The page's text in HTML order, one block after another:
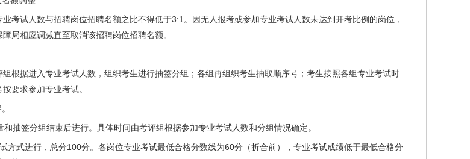
试人数与招聘岗位招聘名额之比不得低于3:1。因无人报考或参加专业考试人数未达到开考比例的岗位，
局相应调减直至取消该招聘岗位招聘名额。
根据进入专业考试人数，组织考生进行抽签分组；各组再组织考生抽取顺序号；考生按照各组专业考试时
要求参加专业考试。
抽签分组结束后进行。具体时间由考评组根据参加专业考试人数和分组情况确定。
试方式进行，总分100分。各岗位专业考试最低合格分数线为60分（折合前），专业考试成绩低于最低合格分